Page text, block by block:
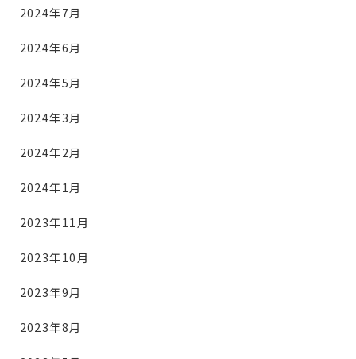
2024年7月
2024年6月
2024年5月
2024年3月
2024年2月
2024年1月
2023年11月
2023年10月
2023年9月
2023年8月